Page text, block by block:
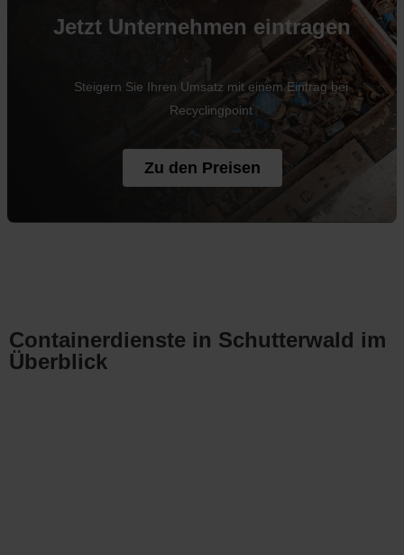
Jetzt Unternehmen eintragen
Steigern Sie Ihren Umsatz mit einem Eintrag bei
Recyclingpoint
Zu den Preisen
Containerdienste in Schutterwald im
Überblick